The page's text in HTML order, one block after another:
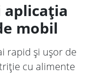
aplicația
mobil
rapid și ușor de
cu alimente